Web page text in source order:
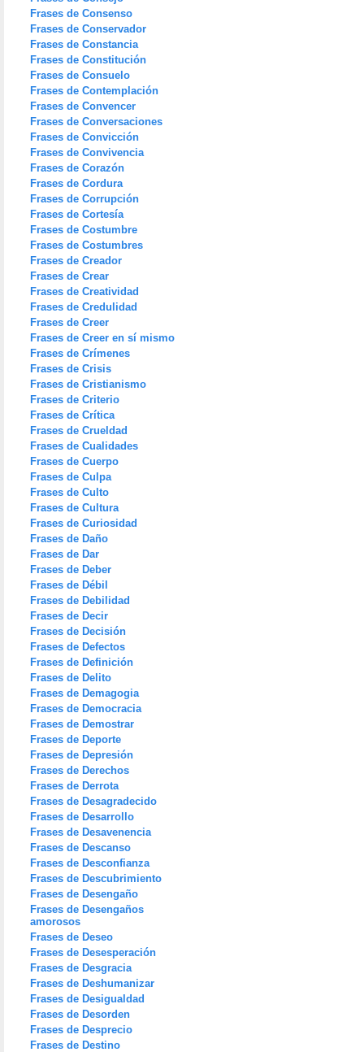
Frases de Consenso
Frases de Conservador
Frases de Constancia
Frases de Constitución
Frases de Consuelo
Frases de Contemplación
Frases de Convencer
Frases de Conversaciones
Frases de Convicción
Frases de Convivencia
Frases de Corazón
Frases de Cordura
Frases de Corrupción
Frases de Cortesía
Frases de Costumbre
Frases de Costumbres
Frases de Creador
Frases de Crear
Frases de Creatividad
Frases de Credulidad
Frases de Creer
Frases de Creer en sí mismo
Frases de Crímenes
Frases de Crisis
Frases de Cristianismo
Frases de Criterio
Frases de Crítica
Frases de Crueldad
Frases de Cualidades
Frases de Cuerpo
Frases de Culpa
Frases de Culto
Frases de Cultura
Frases de Curiosidad
Frases de Daño
Frases de Dar
Frases de Deber
Frases de Débil
Frases de Debilidad
Frases de Decir
Frases de Decisión
Frases de Defectos
Frases de Definición
Frases de Delito
Frases de Demagogia
Frases de Democracia
Frases de Demostrar
Frases de Deporte
Frases de Depresión
Frases de Derechos
Frases de Derrota
Frases de Desagradecido
Frases de Desarrollo
Frases de Desavenencia
Frases de Descanso
Frases de Desconfianza
Frases de Descubrimiento
Frases de Desengaño
Frases de Desengaños
amorosos
Frases de Deseo
Frases de Desesperación
Frases de Desgracia
Frases de Deshumanizar
Frases de Desigualdad
Frases de Desorden
Frases de Desprecio
Frases de Destino